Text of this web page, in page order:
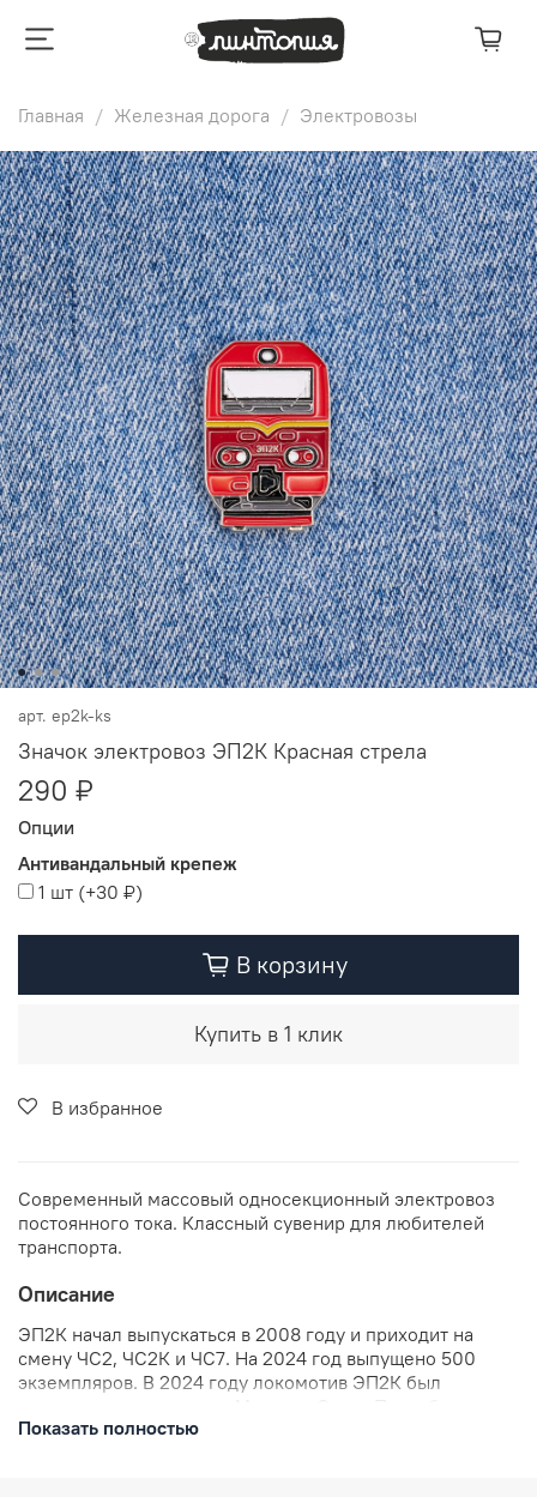
Главная Железная дорога Электровозы
арт. ep2k-ks
Значок электровоз ЭП2К Красная стрела
290 ₽
Опции
Антивандальный крепеж
1 шт (+30 ₽)
В корзину
Купить в 1 клик
В избранное
Современный массовый односекционный электровоз
постоянного тока. Классный сувенир для любителей
транспорта.
Описание
ЭП2К начал выпускаться в 2008 году и приходит на
смену ЧС2, ЧС2К и ЧС7. На 2024 год выпущено 500
экземпляров. В 2024 году локомотив ЭП2К был
"Красная стрела".
Показать полностью